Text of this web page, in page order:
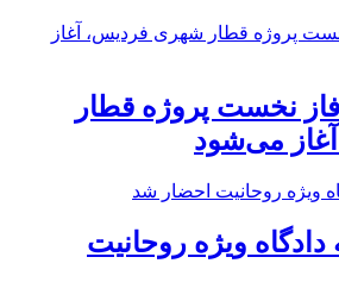
نخست پروژه قطار
می‌شود
دادگاه ویژه روحانیت